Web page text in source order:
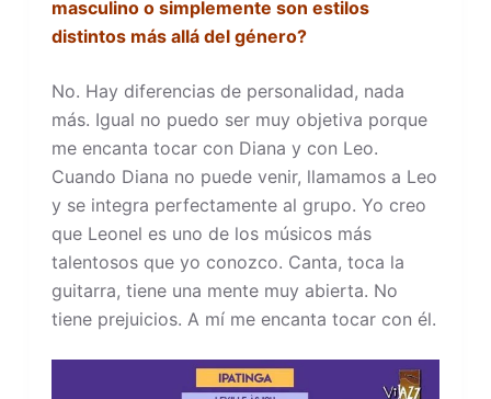
masculino o simplemente son estilos
distintos más allá del género?
No. Hay diferencias de personalidad, nada
más. Igual no puedo ser muy objetiva porque
me encanta tocar con Diana y con Leo.
Cuando Diana no puede venir, llamamos a Leo
y se integra perfectamente al grupo. Yo creo
que Leonel es uno de los músicos más
talentosos que yo conozco. Canta, toca la
guitarra, tiene una mente muy abierta. No
tiene prejuicios. A mí me encanta tocar con él.